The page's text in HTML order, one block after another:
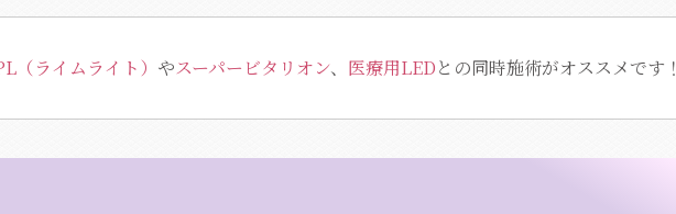
（ライムライト） やスーパービタリオン、 医療用LEDとの同時施術がオススメです！